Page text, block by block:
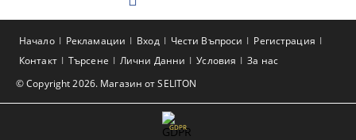
© Copyright 2026. Магазин от SELITON
Начало Рекламации Вход Чести Въпроси
Регистрация
Контакт
Търсене Лични Данни Условия За нас
GDPR